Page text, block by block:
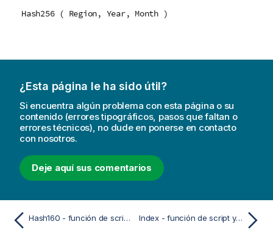
Hash256 ( Region, Year, Month )
¿Esta página le ha sido útil?
Si encuentra algún problema con esta página o su
contenido (errores tipográficos, pasos que faltan o
errores técnicos), no dude en ponerse en contacto
con nosotros.
Deje aquí sus comentarios
Hash160 - función de script y de gráfico Index - función de script y de gráfico